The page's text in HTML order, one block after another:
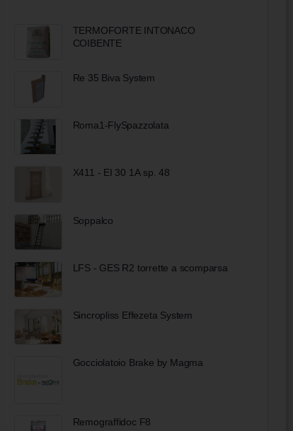
TERMOFORTE INTONACO
COIBENTE
Re 35 Biva System
Roma1-FlySpazzolata
X411 - EI 30 1A sp. 48
Soppalco
LFS - GES R2 torrette a scomparsa
Sincropliss Effezeta System
Gocciolatoio Brake by Magma
Remograffidoc F8